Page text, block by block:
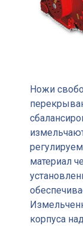
Ножи
материал
корпуса